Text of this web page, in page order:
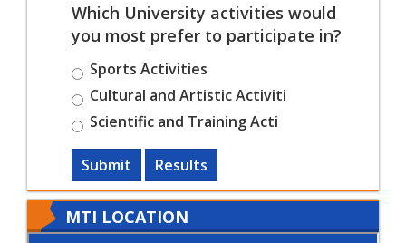
Which University activities would
you most prefer to participate in?
Sports Activities
Cultural and Artistic Activiti
Scientific and Training Acti
Submit Results
MTI LOCATION